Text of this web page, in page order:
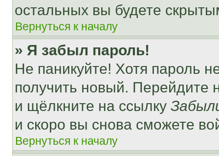
остальных вы будете
Вернуться к началу
» Я забыл пароль!
Не паникуйте! Хотя пароль
получить новый. Перейдите
и щёлкните на ссылку
и скоро вы снова сможете
Вернуться к началу